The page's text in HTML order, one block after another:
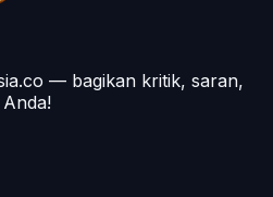
— bagikan kritik, saran,